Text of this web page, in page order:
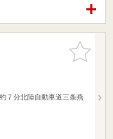
お気に入
りに追加
７分北陸自動車道三条燕